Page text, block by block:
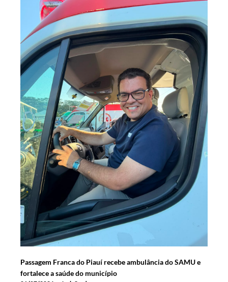
Passagem Franca do Piauí recebe ambulância do SAMU e
fortalece a saúde do município